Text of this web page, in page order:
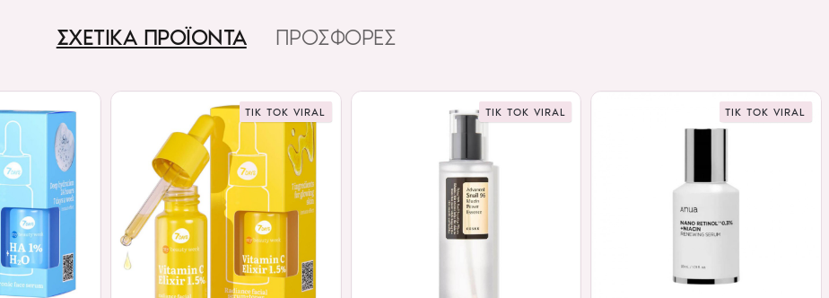
ΣΧΕΤΙΚΑ ΠΡΟΪΟΝΤΑ ΠΡΟΣΦΟΡΕΣ
TIK TOK VIRAL TIK TOK VIRAL TIK TOK VIRAL